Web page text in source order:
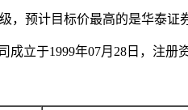
预计目标价最高的是华泰证
立于1999年07月28日，注册